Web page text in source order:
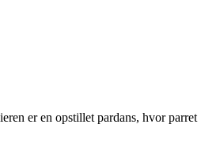
er en opstillet pardans, hvor parret